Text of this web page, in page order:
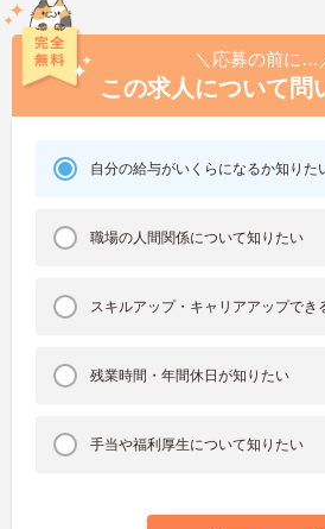
＼応募の前に…
この求人について問
自分の給与がいくらになるか知りた
職場の人間関係について知りたい
スキルアップ・キャリアアップでき
残業時間・年間休日が知りたい
手当や福利厚生について知りたい